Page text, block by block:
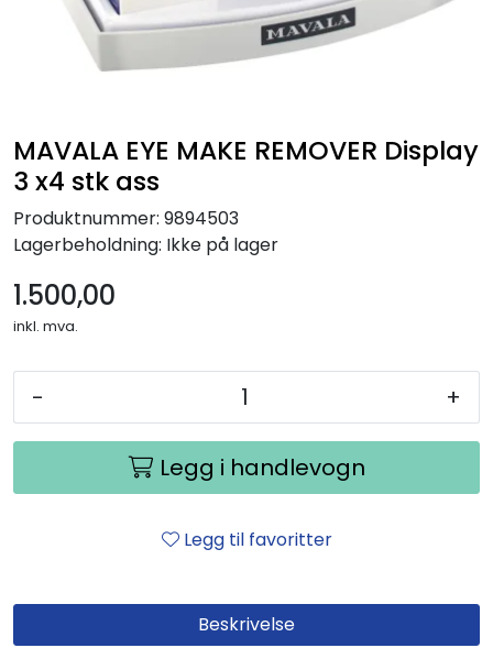
MAVALA EYE MAKE REMOVER Display
3 x4 stk ass
Produktnummer: 9894503
Lagerbeholdning: Ikke på lager
1.500,00
inkl. mva.
- +
Legg i handlevogn
Legg til favoritter
Beskrivelse